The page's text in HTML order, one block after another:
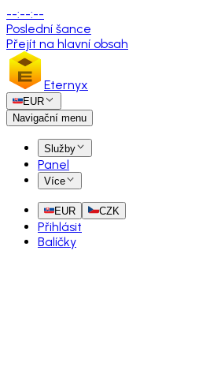
--:--:--
Poslední šance
Přejít na hlavní obsah
Eternyx
EUR
Navigační menu
Služby
Panel
Více
EUR CZK
Přihlásit
Balíčky